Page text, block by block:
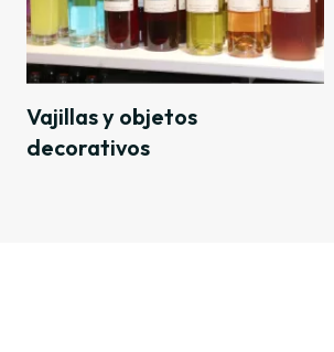
Vajillas y objetos
decorativos